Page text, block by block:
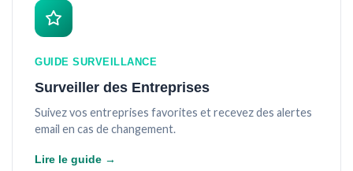
GUIDE SURVEILLANCE
Surveiller des Entreprises
Suivez vos entreprises favorites et recevez des alertes
email en cas de changement.
Lire le guide →